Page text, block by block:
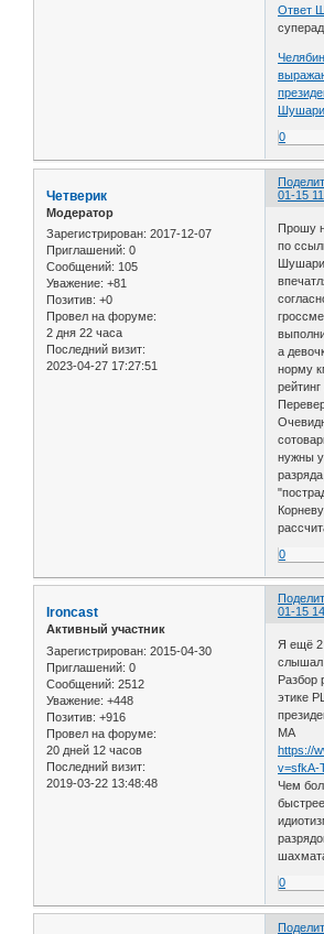
Ответ
0
01-15
Четверик
Модератор
Зарегистрирован: 2017-12-07
Приглашений: 0
Сообщений: 105
Уважение: +81
Позитив: +0
Провел на форуме:
2 дня 22 часа
Последний визит:
2023-04-27 17:27:51
Прошу
по
а
норму
нужны
0
01-15
Ironcast
Активный участник
Зарегистрирован: 2015-04-30
Приглашений: 0
Сообщений: 2512
Уважение: +448
Позитив: +916
Провел на форуме:
20 дней 12 часов
Последний визит:
2019-03-22 13:48:48
Я ещё 2
слышал
Разбор
этике
МА
https://
v=sfkA-
Чем
0